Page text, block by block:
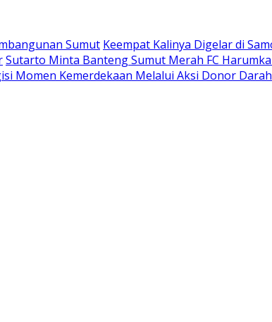
Sumut Keempat Kalinya Digelar di
Sutarto Minta Banteng Sumut Merah FC
Momen Kemerdekaan Melalui Aksi Donor Darah